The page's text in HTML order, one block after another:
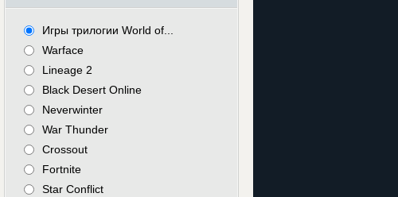
Игры трилогии World of...
Warface
Lineage 2
Black Desert Online
Neverwinter
War Thunder
Crossout
Fortnite
Star Conflict